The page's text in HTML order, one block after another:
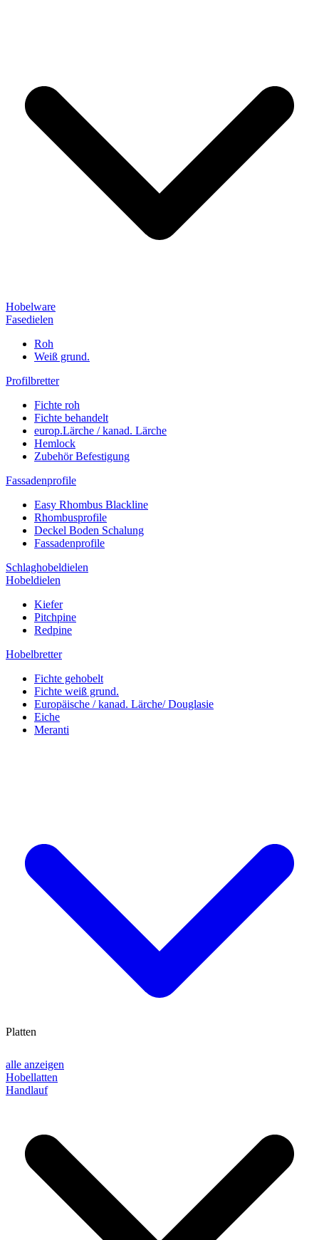
Hobelware
Fasedielen
Roh
Weiß grund.
Profilbretter
Fichte roh
Fichte behandelt
europ.Lärche / kanad. Lärche
Hemlock
Zubehör Befestigung
Fassadenprofile
Easy Rhombus Blackline
Rhombusprofile
Deckel Boden Schalung
Fassadenprofile
Schlaghobeldielen
Hobeldielen
Kiefer
Pitchpine
Redpine
Hobelbretter
Fichte gehobelt
Fichte weiß grund.
Europäische / kanad. Lärche/ Douglasie
Eiche
Meranti
alle anzeigen
Hobellatten
Handlauf
Platten